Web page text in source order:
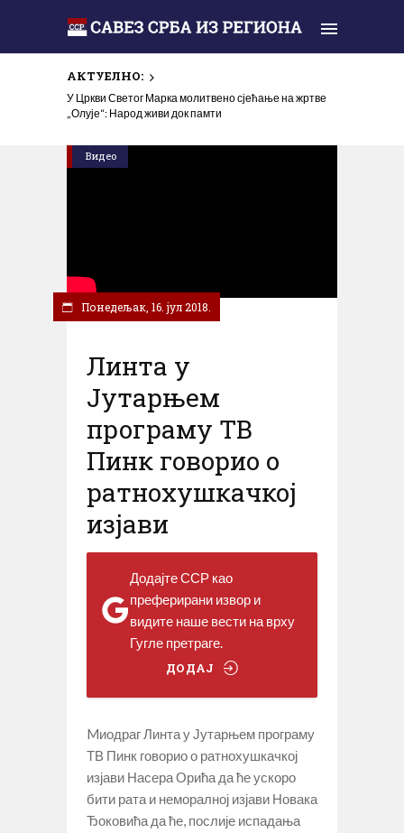
АКТУЕЛНО:
У Цркви Светог Марка молитвено сјећање на жртве
„Олује“: Народ живи док памти
Видео
Понедељак, 16. јул 2018.
Линта у
Јутарњем
програму ТВ
Пинк говорио о
ратнохушкачкој
изјави
Додајте ССР као
преферирани извор и
видите наше вести на врху
Гугле претраге.
ДОДАЈ
Mиодраг Линта у Јутарњем програму
ТВ Пинк говорио о ратнохушкачкој
изјави Насера Орића да ће ускоро
бити рата и неморалној изјави Новака
Ђоковића да ће, послије испадања